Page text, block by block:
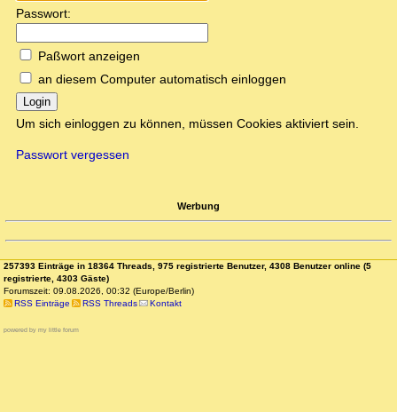
Passwort:
Paßwort anzeigen
an diesem Computer automatisch einloggen
Login
Um sich einloggen zu können, müssen Cookies aktiviert sein.
Passwort vergessen
Werbung
257393 Einträge in 18364 Threads, 975 registrierte Benutzer, 4308 Benutzer online (5
registrierte, 4303 Gäste)
Forumszeit: 09.08.2026, 00:32 (Europe/Berlin)
RSS Einträge
RSS Threads Kontakt
powered by my little forum